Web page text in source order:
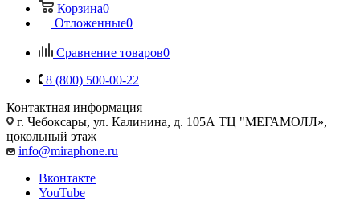
Корзина0
Отложенные0
Сравнение товаров0
8 (800) 500-00-22
Контактная информация
г. Чебоксары, ул. Калинина, д. 105А ТЦ "МЕГАМОЛЛ»,
цокольный этаж
info@miraphone.ru
Вконтакте
YouTube